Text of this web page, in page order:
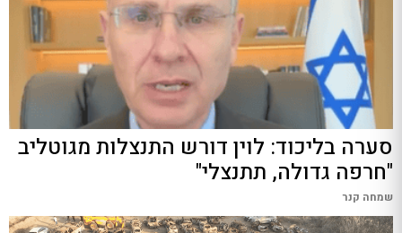
סערה בליכוד: לוין דורש התנצלות מגוטליב
"חרפה גדולה, תתנצלי"
שמחה קנר